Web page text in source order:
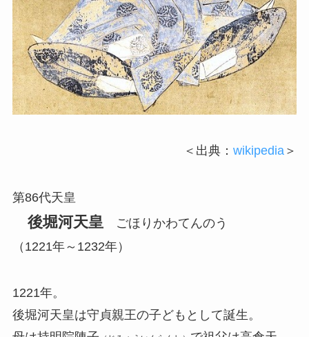
＜出典：wikipedia ＞
第86代天皇
後堀河天皇 ごほりかわてんのう
（1221年～1232年）
1221年。
後堀河天皇は守貞親王の子どもとして誕生。